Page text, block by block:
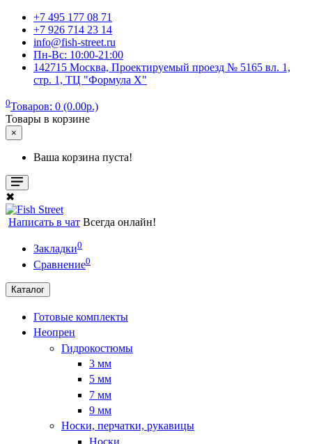
+7 495 177 08 71
+7 926 714 23 14
info@fish-street.ru
Пн-Вс: 10:00-21:00
142715 Москва, Проектируемый проезд № 5165 вл. 1,
стр. 1, ТЦ "Формула X"
0Товаров: 0 (0.00р.)
Товары в корзине
×
Ваша корзина пуста!
✖
Написать в чат Всегда онлайн!
Закладки0
Сравнение0
Каталог
Готовые комплекты
Неопрен
Гидрокостюмы
3 мм
5 мм
7 мм
9 мм
Носки, перчатки, рукавицы
Носки